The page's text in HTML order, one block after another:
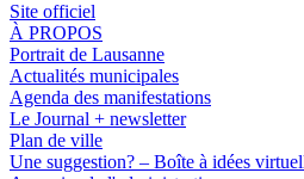
Site officiel
À PROPOS
Portrait de Lausanne
Actualités municipales
Agenda des manifestations
Le Journal + newsletter
Plan de ville
Une suggestion? – Boîte à idées